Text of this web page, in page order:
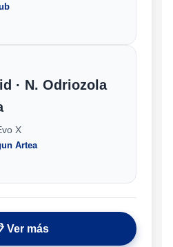
· N. Odriozola
X
Artea
Ver más